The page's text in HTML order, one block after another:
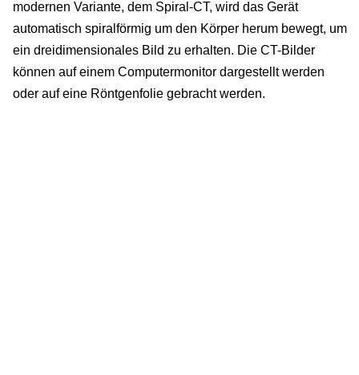
modernen Variante, dem Spiral-CT, wird das Gerät
automatisch spiralförmig um den Körper herum bewegt, um
ein dreidimensionales Bild zu erhalten. Die CT-Bilder
können auf einem Computermonitor dargestellt werden
oder auf eine Röntgenfolie gebracht werden.